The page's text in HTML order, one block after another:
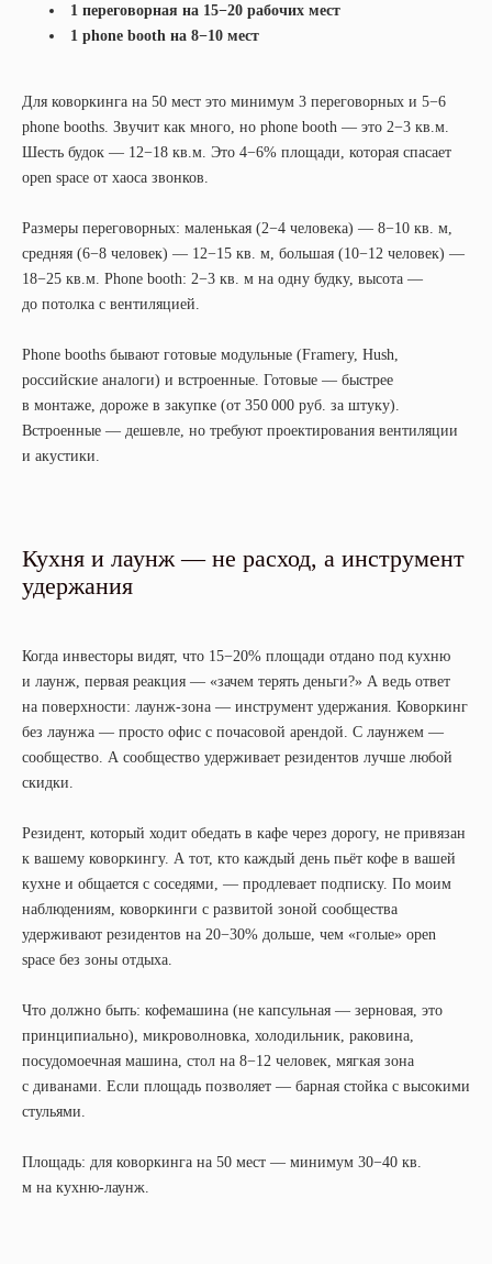
1 переговорная на 15−20 рабочих мест
1 phone booth на 8−10 мест
Для коворкинга на 50 мест это минимум 3 переговорных и 5−6
phone booths. Звучит как много, но phone booth — это 2−3 кв.м.
Шесть будок — 12−18 кв.м. Это 4−6% площади, которая спасает
open space от хаоса звонков.
Размеры переговорных: маленькая (2−4 человека) — 8−10 кв. м,
средняя (6−8 человек) — 12−15 кв. м, большая (10−12 человек) —
18−25 кв.м. Phone booth: 2−3 кв. м на одну будку, высота —
до потолка с вентиляцией.
Phone booths бывают готовые модульные (Framery, Hush,
российские аналоги) и встроенные. Готовые — быстрее
в монтаже, дороже в закупке (от 350 000 руб. за штуку).
Встроенные — дешевле, но требуют проектирования вентиляции
и акустики.
Кухня и лаунж — не расход, а инструмент
удержания
Когда инвесторы видят, что 15−20% площади отдано под кухню
и лаунж, первая реакция — «зачем терять деньги?» А ведь ответ
на поверхности: лаунж-зона — инструмент удержания. Коворкинг
без лаунжа — просто офис с почасовой арендой. С лаунжем —
сообщество. А сообщество удерживает резидентов лучше любой
скидки.
Резидент, который ходит обедать в кафе через дорогу, не привязан
к вашему коворкингу. А тот, кто каждый день пьёт кофе в вашей
кухне и общается с соседями, — продлевает подписку. По моим
наблюдениям, коворкинги с развитой зоной сообщества
удерживают резидентов на 20−30% дольше, чем «голые» open
space без зоны отдыха.
Что должно быть: кофемашина (не капсульная — зерновая, это
принципиально), микроволновка, холодильник, раковина,
посудомоечная машина, стол на 8−12 человек, мягкая зона
с диванами. Если площадь позволяет — барная стойка с высокими
стульями.
Площадь: для коворкинга на 50 мест — минимум 30−40 кв.
м на кухню-лаунж.